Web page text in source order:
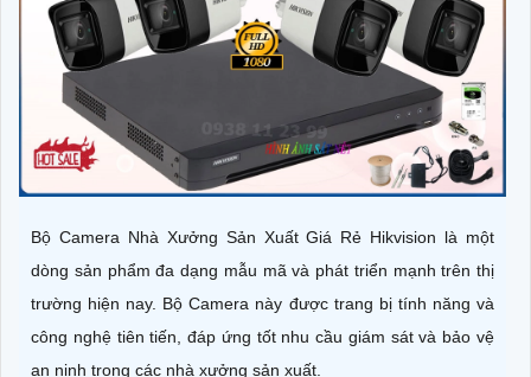
Bộ Camera Nhà Xưởng Sản Xuất Giá Rẻ Hikvision là một
dòng sản phẩm đa dạng mẫu mã và phát triển mạnh trên thị
trường hiện nay. Bộ Camera này được trang bị tính năng và
công nghệ tiên tiến, đáp ứng tốt nhu cầu giám sát và bảo vệ
an ninh trong các nhà xưởng sản xuất.